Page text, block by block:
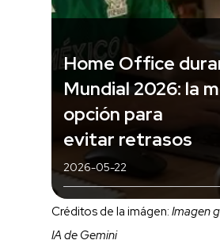
Home Office
Mundial 2026: la
opción para
evitar retrasos
2026-05-22
Créditos de la imágen: Imagen
IA de Gemini